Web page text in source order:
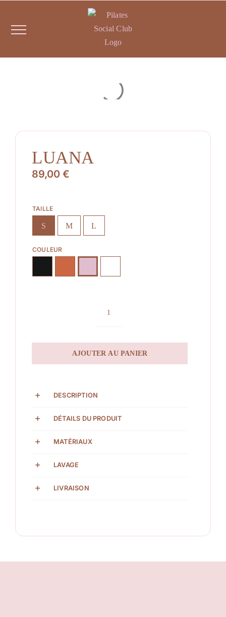
contenu
LUANA
89,00 €
TAILLE
S M L
COULEUR
Luana
AJOUTER AU PANIER
DESCRIPTION
DÉTAILS DU PRODUIT
MATÉRIAUX
LAVAGE
LIVRAISON